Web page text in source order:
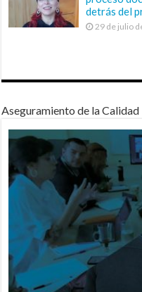
detrás del
29 de julio
Aseguramiento de la Calidad